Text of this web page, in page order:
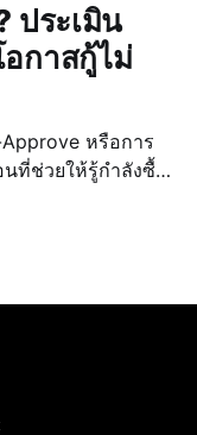
ประเมิน
กาสกู้ไม่
หรือการ
นที่ช่วยให้รู้กำลังซื้อ
งเงินล่วงหน้ายัง